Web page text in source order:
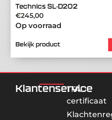
Technics SL-D202
€245,00
Op voorraad
Bekijk product
Klantenservice
TFA
certificaat